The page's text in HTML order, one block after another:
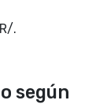
.
según